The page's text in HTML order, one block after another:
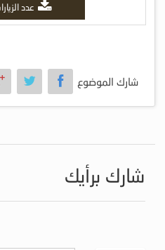
عدد الزيارات
شارك الموضوع
شارك برأيك